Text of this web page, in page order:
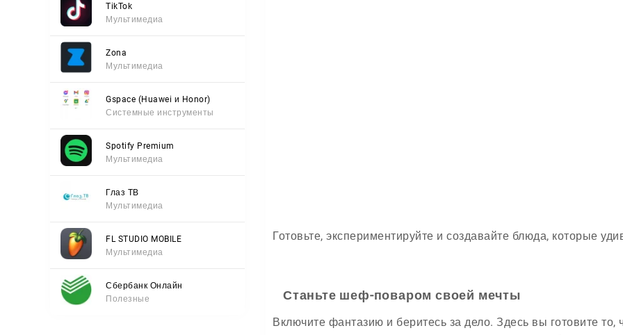
TikTok
Мультимедиа
Zona
Мультимедиа
Gspace (Huawei и Honor)
Системные инструменты
Spotify Premium
Мультимедиа
Глаз ТВ
Мультимедиа
FL STUDIO MOBILE
Мультимедиа
Сбербанк Онлайн
Полезные
Готовьте, экспериментируйте и создавайте блюда, которые
Станьте шеф-поваром своей мечты
Включите фантазию и беритесь за дело. Здесь вы готовите